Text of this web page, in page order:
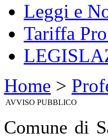
Leggi e
Tariffa
Home >
AVVISO PUBBLICO
Comune di